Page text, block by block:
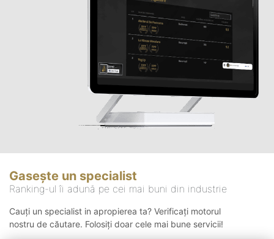
Gasește un specialist
Ranking-ul îi adună pe cei mai buni din industrie
Cauți un specialist in apropierea ta? Verificați motorul
nostru de căutare. Folosiți doar cele mai bune servicii!